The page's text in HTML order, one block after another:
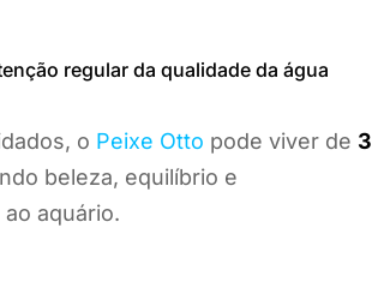
regular da qualidade da água
o Peixe Otto pode viver de 3
beleza, equilíbrio e
aquário.